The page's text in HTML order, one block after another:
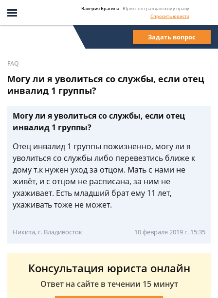
Валерия Брагина- Юрист по гражданскому праву
Спросить юриста
Задать вопрос
FAQ
Могу ли я уволиться со службы, если отец
инвалид 1 группы?
Могу ли я уволиться со службы, если отец
инвалид 1 группы?
Отец инвалид 1 группы пожизненно, могу ли я
уволиться со службы либо перевезтись ближе к
дому т.к нужен уход за отцом. Мать с нами не
живёт, и с отцом не расписана, за ним не
ухаживает. Есть младший брат ему 11 лет,
ухаживать тоже не может.
Никита, г. Владивосток 10 февраля 2019 г. 15:35
Консультация юриста онлайн
Ответ на сайте в течении 15 минут